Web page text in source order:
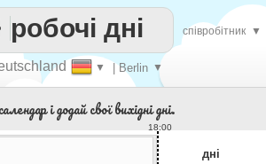
▼ | Berlin ▼
робочі дні співробітник ▼
і додай свої вихідні дні.
18:00
дні